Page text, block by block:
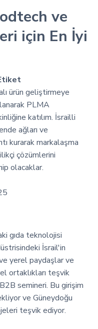
ve
için En İyi
ürün geliştirmeye
PLMA
katılım. İsrailli
ağları ve
kurarak markalaşma
çözümlerini
olacaklar.
gıda teknolojisi
İsrail'in
yerel paydaşlar ve
ortaklıkları teşvik
semineri. Bu girişim
ve Güneydoğu
teşvik ediyor.